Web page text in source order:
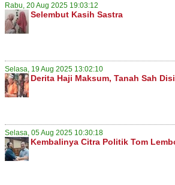
Rabu, 20 Aug 2025 19:03:12
Selembut Kasih Sastra
Selasa, 19 Aug 2025 13:02:10
Derita Haji Maksum, Tanah Sah
Selasa, 05 Aug 2025 10:30:18
Kembalinya Citra Politik Tom